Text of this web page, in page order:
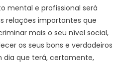
mental e profissional será
relações importantes que
mais o seu nível social,
os seus bons e verdadeiros
dia que terá, certamente,